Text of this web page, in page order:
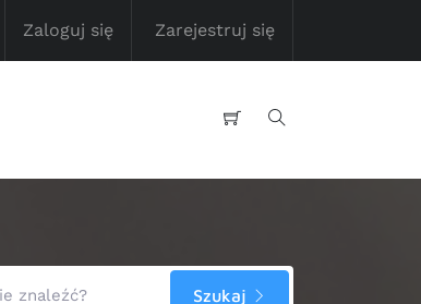
Zaloguj się Zarejestruj się
Szukaj